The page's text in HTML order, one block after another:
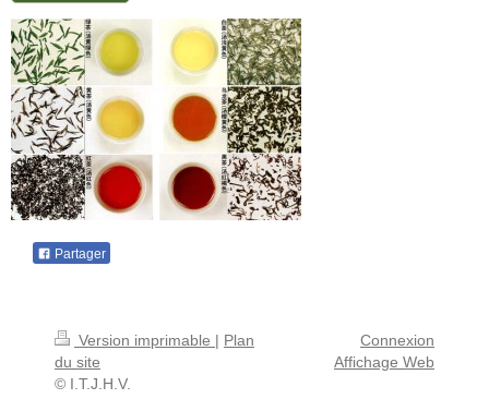
Partager
Version imprimable | Plan
du site
© I.T.J.H.V.
Connexion
Affichage Web